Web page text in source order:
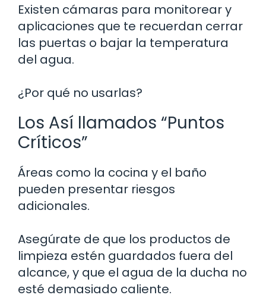
Existen cámaras para monitorear y
aplicaciones que te recuerdan cerrar
las puertas o bajar la temperatura
del agua.
¿Por qué no usarlas?
Los Así llamados “Puntos
Críticos”
Áreas como la cocina y el baño
pueden presentar riesgos
adicionales.
Asegúrate de que los productos de
limpieza estén guardados fuera del
alcance, y que el agua de la ducha no
esté demasiado caliente.